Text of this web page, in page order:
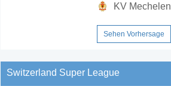
KV Mechelen
Sehen Vorhersage
Switzerland Super League